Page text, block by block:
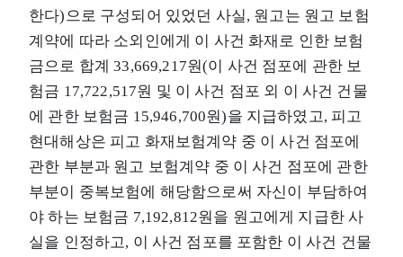
한다)으로 구성되어 있었던 사실, 원고는 원고 보험
계약에 따라 소외인에게 이 사건 화재로 인한 보험
금으로 합계 33,669,217원(이 사건 점포에 관한 보
험금 17,722,517원 및 이 사건 점포 외 이 사건 건물
에 관한 보험금 15,946,700원)을 지급하였고, 피고
현대해상은 피고 화재보험계약 중 이 사건 점포에
관한 부분과 원고 보험계약 중 이 사건 점포에 관한
부분이 중복보험에 해당함으로써 자신이 부담하여
야 하는 보험금 7,192,812원을 원고에게 지급한 사
실을 인정하고, 이 사건 점포를 포함한 이 사건 건물